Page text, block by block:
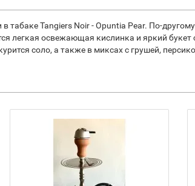
Tangiers Noir - Opuntia Pear. По-
легкая освежающая кислинка и яркий
соло, а также в миксах с грушей,